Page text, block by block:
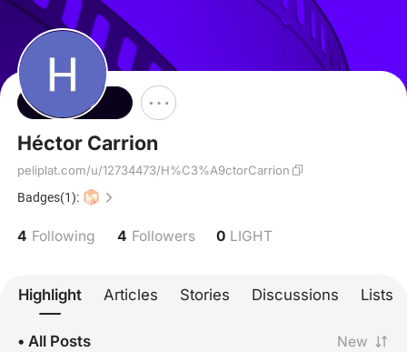
Follow
Héctor Carrion
peliplat.com/u/12734473/H%C3%A9ctorCarrion
Badges(1):
4 Following 4 Followers 0 LIGHT
Highlight Articles Stories Discussions Lists
• All Posts New